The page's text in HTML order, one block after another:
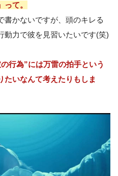
って。
かないですが、頭のキレる
動力で彼を見習いたいです(笑)
行為”には万雷の拍手という
たいなんて考えたりもしま